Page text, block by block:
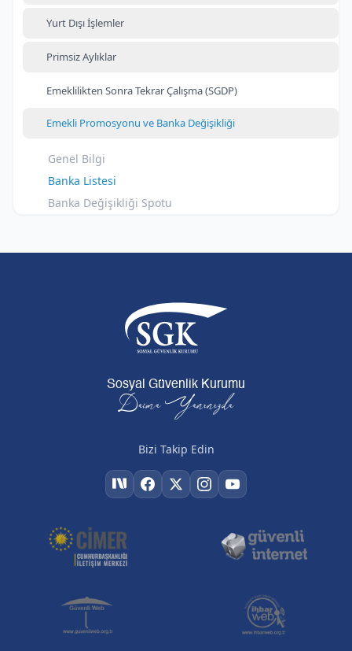
Yurt Dışı İşlemler
Primsiz Aylıklar
Emeklilikten Sonra Tekrar Çalışma (SGDP)
Emekli Promosyonu ve Banka Değişikliği
Genel Bilgi
Banka Listesi
Banka Değişikliği Spotu
Sosyal Güvenlik Kurumu
Daima Yanınızda
Bizi Takip Edin